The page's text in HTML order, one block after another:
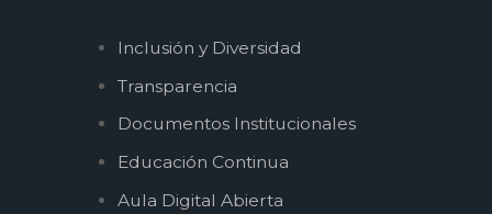
Inclusión y Diversidad
Transparencia
Documentos Institucionales
Educación Continua
Aula Digital Abierta